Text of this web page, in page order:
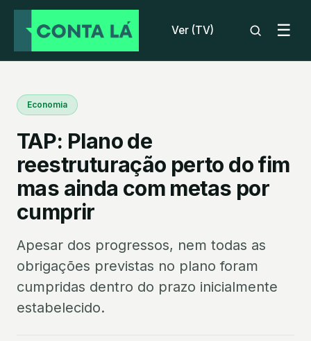
Ver (TV) ☰
Economia
TAP: Plano de
reestruturação perto do fim
mas ainda com metas por
cumprir
Apesar dos progressos, nem todas as
obrigações previstas no plano foram
cumpridas dentro do prazo inicialmente
estabelecido.